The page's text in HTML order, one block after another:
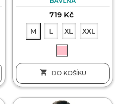
719 Kč
M L XL XXL
 DO KOŠÍKU